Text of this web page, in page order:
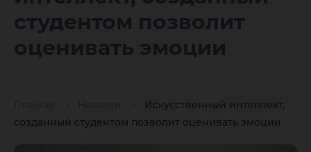
студентом позволит
оценивать эмоции
Искусственный интеллект,
созданный студентом позволит оценивать эмоции